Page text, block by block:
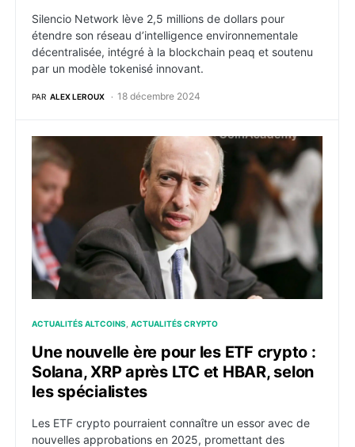
Silencio Network lève 2,5 millions de dollars pour
étendre son réseau d’intelligence environnementale
décentralisée, intégré à la blockchain peaq et soutenu
par un modèle tokenisé innovant.
PAR ALEX LEROUX 18 décembre 2024
Une nouvelle ère pour les ETF crypto : Solana, XRP
ACTUALITÉS ALTCOINS ACTUALITÉS CRYPTO
Une nouvelle ère pour les ETF crypto :
Solana, XRP après LTC et HBAR, selon
les spécialistes
Les ETF crypto pourraient connaître un essor avec de
nouvelles approbations en 2025, promettant des